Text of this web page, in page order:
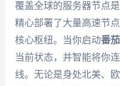
覆盖全球的服务器节点
精心部署了大量高速节
核心枢纽。当你启动番
当前状态，并智能将你
线。无论是身处北美、